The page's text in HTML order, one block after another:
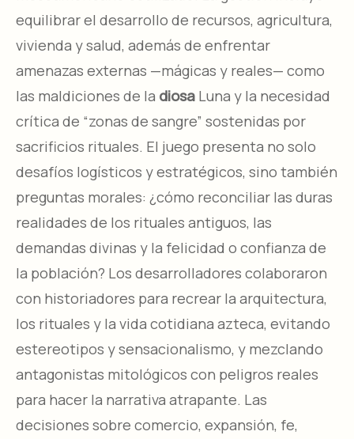
equilibrar el desarrollo de recursos, agricultura,
vivienda y salud, además de enfrentar
amenazas externas —mágicas y reales— como
las maldiciones de la diosa Luna y la necesidad
crítica de “zonas de sangre” sostenidas por
sacrificios rituales. El juego presenta no solo
desafíos logísticos y estratégicos, sino también
preguntas morales: ¿cómo reconciliar las duras
realidades de los rituales antiguos, las
demandas divinas y la felicidad o confianza de
la población? Los desarrolladores colaboraron
con historiadores para recrear la arquitectura,
los rituales y la vida cotidiana azteca, evitando
estereotipos y sensacionalismo, y mezclando
antagonistas mitológicos con peligros reales
para hacer la narrativa atrapante. Las
decisiones sobre comercio, expansión, fe,